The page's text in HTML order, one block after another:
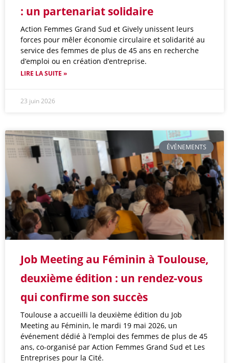
: un partenariat solidaire
Action Femmes Grand Sud et Gively unissent leurs
forces pour mêler économie circulaire et solidarité au
service des femmes de plus de 45 ans en recherche
d’emploi ou en création d’entreprise.
LIRE LA SUITE »
23 juin 2026
ÉVÉNEMENTS
Job Meeting au Féminin à Toulouse,
deuxième édition : un rendez-vous
qui confirme son succès
Toulouse a accueilli la deuxième édition du Job
Meeting au Féminin, le mardi 19 mai 2026, un
événement dédié à l’emploi des femmes de plus de 45
ans, co-organisé par Action Femmes Grand Sud et Les
Entreprises pour la Cité.